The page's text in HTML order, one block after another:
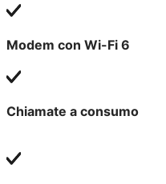
Modem con Wi-Fi 6
Chiamate a consumo